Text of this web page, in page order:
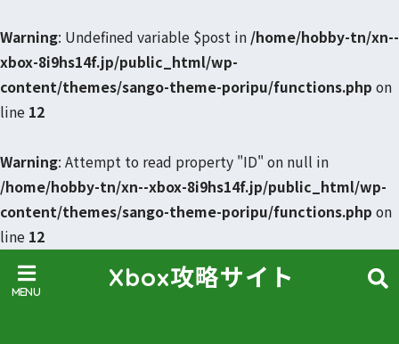
Warning: Undefined variable $post in /home/hobby-tn/xn--
xbox-8i9hs14f.jp/public_html/wp-
content/themes/sango-theme-poripu/functions.php on
line 12
Warning: Attempt to read property "ID" on null in
/home/hobby-tn/xn--xbox-8i9hs14f.jp/public_html/wp-
content/themes/sango-theme-poripu/functions.php on
line 12
Xbox攻略サイト